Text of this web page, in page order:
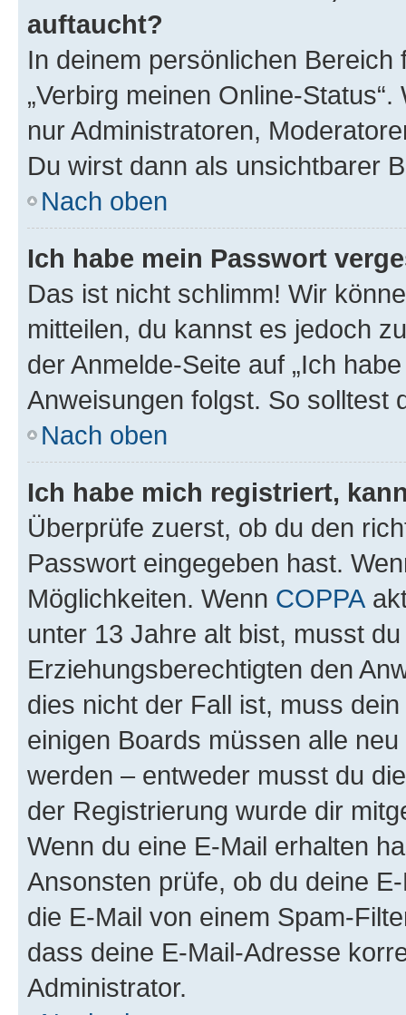
auftaucht?
In deinem persönlichen
„Verbirg meinen Online-
nur Administratoren,
Du wirst dann als unsichtbarer
Nach oben
Ich habe mein Passwort
Das ist nicht schlimm! Wir
mitteilen, du kannst es jedoch
der Anmelde-Seite auf „Ich
Anweisungen folgst. So solltest
Nach oben
Ich habe mich registriert,
Überprüfe zuerst, ob du den
Passwort eingegeben hast.
Möglichkeiten. Wenn COPPA
unter 13 Jahre alt bist, musst
Erziehungsberechtigten den
dies nicht der Fall ist, muss
einigen Boards müssen alle
werden – entweder musst du
der Registrierung wurde dir
Wenn du eine E-Mail erhalten
Ansonsten prüfe, ob du deine
die E-Mail von einem Spam-
dass deine E-Mail-Adresse
Administrator.